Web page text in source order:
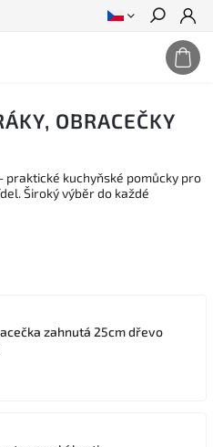
Hledat
OBRACEČKY
kuchyňské pomůcky pro
Široký výběr do každé
zahnutá 25cm dřevo